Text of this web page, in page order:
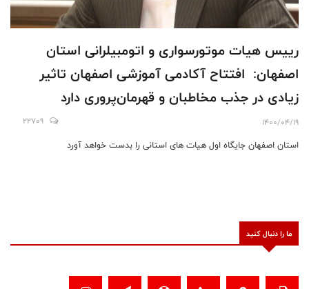
رییس هیات موتورسواری و اتومبیلرانی استان
اصفهان: افتتاح آکادمی آموزشی اصفهان تاثیر
زیادی در جذب مخاطبان و قهرمان‌پروری دارد
1400/04/19
22709
استان اصفهان جایگاه اول هیات های استانی را بدست خواهد آورد
ما را دنبال کنید